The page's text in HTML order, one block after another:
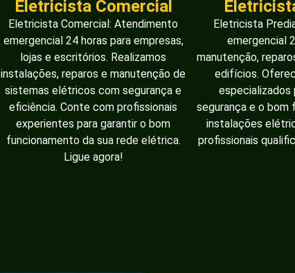
Eletricista Comercial
Eletricista Comercial: Atendimento
emergencial 24 horas para empresas,
lojas e escritórios. Realizamos
instalações, reparos e manutenção de
sistemas elétricos com segurança e
eficiência. Conte com profissionais
experientes para garantir o bom
funcionamento da sua rede elétrica.
Ligue agora!
Eletricista
emergencial
manutenção,
edifícios.
especializados
segurança e o bom
instalações
profissionais